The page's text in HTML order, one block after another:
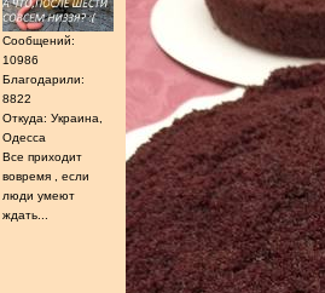
Сообщений:
10986
Благодарили:
8822
Откуда: Украина,
Одесса
Все приходит
вовремя , если
люди умеют
ждать...